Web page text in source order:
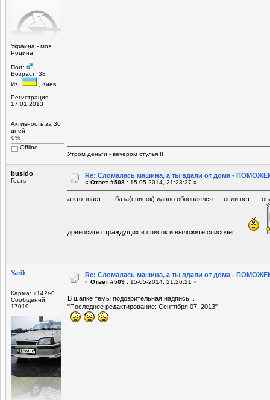
Украина - моя
Родина!
Пол:
Возраст: 38
Из:
, Киев
Регистрация:
17.01.2013
Активность за 30
дней
0%
Offline
Утром деньги - вечером стулья!!!
busido
Гость
Re: Сломалась машина, а ты вдали от дома -
« Ответ #508 : 15-05-2014, 21:23:27 »
а кто знает....... база(список) давно обновлялся......если
довносите страждущих в список и выложите списочег....
Yarik
Карма: +142/-0
Сообщений:
17019
Re: Сломалась машина, а ты вдали от дома -
« Ответ #509 : 15-05-2014, 21:26:21 »
В шапке темы подозрительная надпись...
"Последнее редактирование: Сентября 07, 2013"